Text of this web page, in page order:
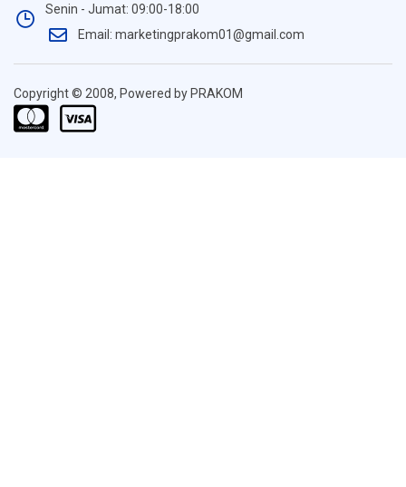
Senin - Jumat: 09:00-18:00
Email: marketingprakom01@gmail.com
Copyright © 2008, Powered by PRAKOM